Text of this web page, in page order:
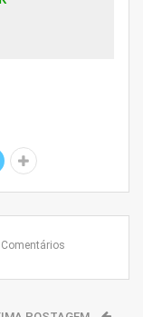
Comentários